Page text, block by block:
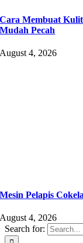
Cara Membuat
Mudah Pecah
August 4, 2026
Mesin Pelapis
August 4, 2026
Search for: